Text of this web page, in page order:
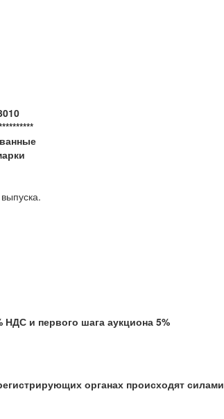
3010, 2007 года выпуска.
и первого шага аукциона 5%
органах происходят силами